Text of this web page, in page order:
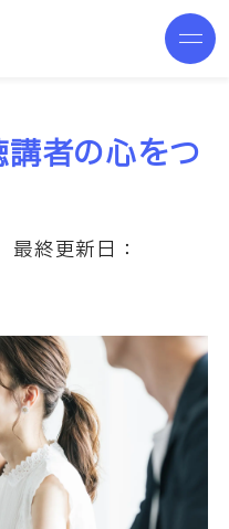
者の心をつ
最終更新日：